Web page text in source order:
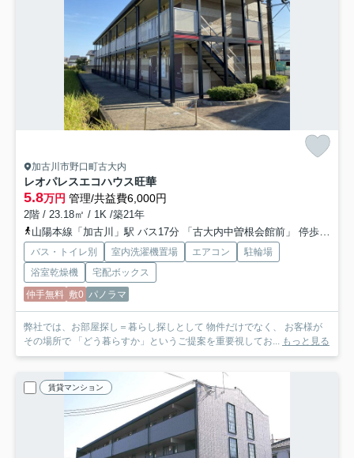
加古川市野口町古大内
レオパレスエコハウス旺華
5.8万円 管理/共益費6,000円
2階 / 23.18㎡ / 1K /築21年
山陽本線「加古川」駅 バス17分 「古大内中曽根会館前」 停歩3分
バス・トイレ別 室内洗濯機置場 エアコン
駐輪場
浴室乾燥機
宅配ボックス
仲手無料 敷0 パノラマ
弊社では、お部屋探し＝暮らし探しとして 物件だけでなく、 お客様が
その場所で 「どう暮らすか」というご提案を重要視してお... もっと見る
賃貸マンション